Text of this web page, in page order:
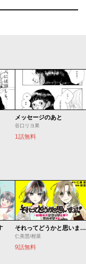
メッセージのあと
谷口リヨ果
1話無料
それってどうかと思います！～転職女子、ブラック企業でサバイブする。～
仁美慧/柑菜
9話無料